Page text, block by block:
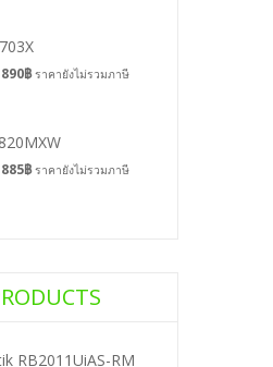
890฿ ราคายังไม่รวมภาษี
885฿ ราคายังไม่รวมภาษี
RB2011UiAS-RM